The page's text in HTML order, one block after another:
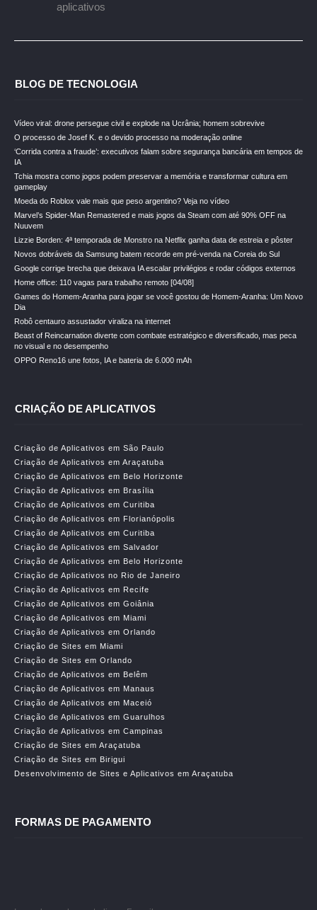
aplicativos
BLOG DE TECNOLOGIA
Vídeo viral: drone persegue civil e explode na Ucrânia; homem sobrevive
O processo de Josef K. e o devido processo na moderação online
‘Corrida contra a fraude’: executivos falam sobre segurança bancária em tempos de
IA
Tchia mostra como jogos podem preservar a memória e transformar cultura em
gameplay
Moeda do Roblox vale mais que peso argentino? Veja no vídeo
Marvel’s Spider-Man Remastered e mais jogos da Steam com até 90% OFF na
Nuuvem
Lizzie Borden: 4ª temporada de Monstro na Netflix ganha data de estreia e pôster
Novos dobráveis da Samsung batem recorde em pré-venda na Coreia do Sul
Google corrige brecha que deixava IA escalar privilégios e rodar códigos externos
Home office: 110 vagas para trabalho remoto [04/08]
Games do Homem-Aranha para jogar se você gostou de Homem-Aranha: Um Novo
Dia
Robô centauro assustador viraliza na internet
Beast of Reincarnation diverte com combate estratégico e diversificado, mas peca
no visual e no desempenho
OPPO Reno16 une fotos, IA e bateria de 6.000 mAh
CRIAÇÃO DE APLICATIVOS
Criação de Aplicativos em São Paulo
Criação de Aplicativos em Araçatuba
Criação de Aplicativos em Belo Horizonte
Criação de Aplicativos em Brasília
Criação de Aplicativos em Curitiba
Criação de Aplicativos em Florianópolis
Criação de Aplicativos em Curitiba
Criação de Aplicativos em Salvador
Criação de Aplicativos em Belo Horizonte
Criação de Aplicativos no Rio de Janeiro
Criação de Aplicativos em Recife
Criação de Aplicativos em Goiânia
Criação de Aplicativos em Miami
Criação de Aplicativos em Orlando
Criação de Sites em Miami
Criação de Sites em Orlando
Criação de Aplicativos em Belêm
Criação de Aplicativos em Manaus
Criação de Aplicativos em Maceió
Criação de Aplicativos em Guarulhos
Criação de Aplicativos em Campinas
Criação de Sites em Araçatuba
Criação de Sites em Birigui
Desenvolvimento de Sites e Aplicativos em Araçatuba
FORMAS DE PAGAMENTO